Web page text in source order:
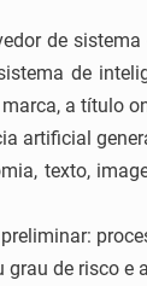
de
de
a título
artificial
texto,
grau de risco e